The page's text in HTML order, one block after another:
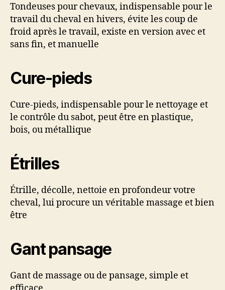
Tondeuses pour chevaux, indispensable pour le
travail du cheval en hivers, évite les coup de
froid après le travail, existe en version avec et
sans fin, et manuelle
Cure-pieds
Cure-pieds, indispensable pour le nettoyage et
le contrôle du sabot, peut être en plastique,
bois, ou métallique
Étrilles
Étrille, décolle, nettoie en profondeur votre
cheval, lui procure un véritable massage et bien
être
Gant pansage
Gant de massage ou de pansage, simple et